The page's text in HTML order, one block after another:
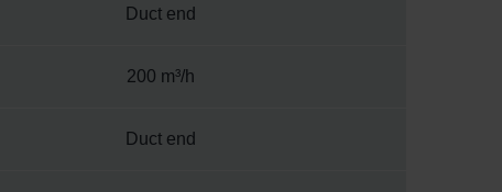
Duct end
200 m³/h
Duct end